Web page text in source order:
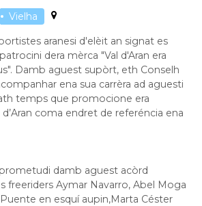
Vielha
aranesi d'elèit an signat es
dera mèrca "Val d'Aran era
Damb aguest supòrt, eth Conselh
ena sua carrèra ad aguesti
temps que promocione era
coma endret de referéncia ena
damb aguest acòrd
freeriders Aymar Navarro, Abel Moga
en esquí aupin,Marta Céster